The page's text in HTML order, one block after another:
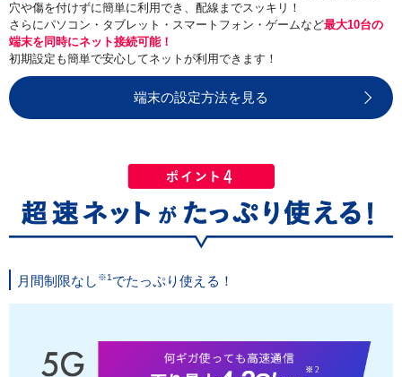
穴や傷を付けずに簡単に利用でき、配線までスッキリ！
さらにパソコン・タブレット・スマートフォン・ゲームなど最大10台の
端末を同時にネット接続可能！
初期設定も簡単で安心してネットが利用できます！
端末の設定方法を見る
月間制限なし ※1 でたっぷり使える！